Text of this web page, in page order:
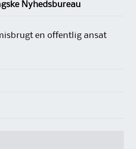
Nyhedsbureau
en offentlig ansat